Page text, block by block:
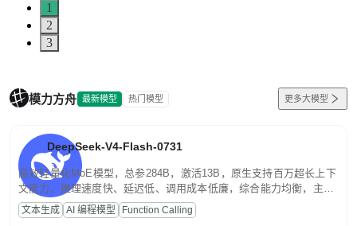
1
2
3
模力方舟 最新模型 热门模型 更多大模型
DeepSeek-V4-Flash-0731
高效轻量化MoE模型，总参284B，激活13B，原生支持百万超长上下
文能力。推理速度快、延迟低、调用成本低廉，综合能力均衡，主打
高并发、轻量化任务，适合日常对话、内容创作、基础 RAG、批量
文案处理等普惠刚需场景。
文本生成 AI 编程模型 Function Calling